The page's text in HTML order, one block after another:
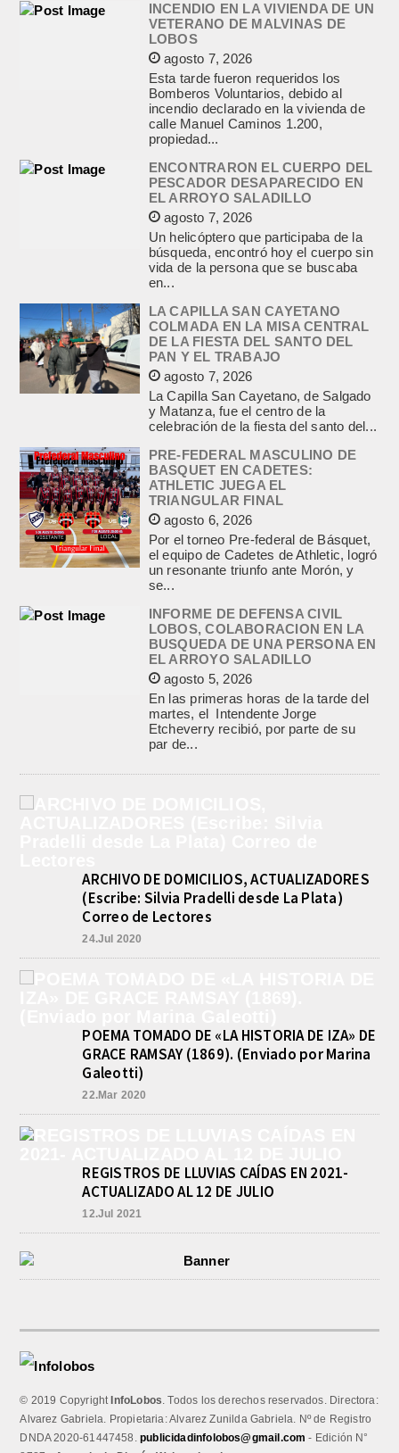
INCENDIO EN LA VIVIENDA DE UN
VETERANO DE MALVINAS DE
LOBOS
agosto 7, 2026
Esta tarde fueron requeridos los
Bomberos Voluntarios, debido al
incendio declarado en la vivienda de
calle Manuel Caminos 1.200,
propiedad...
ENCONTRARON EL CUERPO DEL
PESCADOR DESAPARECIDO EN
EL ARROYO SALADILLO
agosto 7, 2026
Un helicóptero que participaba de la
búsqueda, encontró hoy el cuerpo sin
vida de la persona que se buscaba
en...
LA CAPILLA SAN CAYETANO
COLMADA EN LA MISA CENTRAL
DE LA FIESTA DEL SANTO DEL
PAN Y EL TRABAJO
agosto 7, 2026
La Capilla San Cayetano, de Salgado
y Matanza, fue el centro de la
celebración de la fiesta del santo del...
PRE-FEDERAL MASCULINO DE
BASQUET EN CADETES:
ATHLETIC JUEGA EL
TRIANGULAR FINAL
agosto 6, 2026
Por el torneo Pre-federal de Básquet,
el equipo de Cadetes de Athletic, logró
un resonante triunfo ante Morón, y
se...
INFORME DE DEFENSA CIVIL
LOBOS, COLABORACION EN LA
BUSQUEDA DE UNA PERSONA EN
EL ARROYO SALADILLO
agosto 5, 2026
En las primeras horas de la tarde del
martes, el Intendente Jorge
Etcheverry recibió, por parte de su
par de...
ARCHIVO DE DOMICILIOS, ACTUALIZADORES
(Escribe: Silvia Pradelli desde La Plata)
Correo de Lectores
24.Jul 2020
POEMA TOMADO DE «LA HISTORIA DE IZA» DE
GRACE RAMSAY (1869). (Enviado por Marina
Galeotti)
22.Mar 2020
REGISTROS DE LLUVIAS CAÍDAS EN 2021-
ACTUALIZADO AL 12 DE JULIO
12.Jul 2021
© 2019 CopyrightInfoLobos . Todos los derechos reservados. Directora:
Alvarez Gabriela. Propietaria: Alvarez Zunilda Gabriela. Nº de Registro
DNDA 2020-61447458.publicidadinfolobos@gmail.com - Edición N°